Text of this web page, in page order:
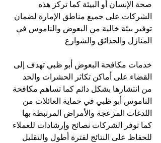
صحة الإنسان أو البيئة كما تركز هذه
الشركات على جميع مناطق الإمارة لضمان
توفير بيئة خالية من البعوض والناموس في
المنازل والحدائق والشوارع
خدمات مكافحة البعوض أبو ظبي تهدف إلى
القضاء على أماكن تكاثر الحشرات والحد
من انتشارها بشكل دائم كما تساهم مكافحة
الناموس أبو ظبي في حماية العائلات من
اللدغات المزعجة والأمراض المرتبطة بها
كما توفر الشركات نصائح وإرشادات للعملاء
للحفاظ على النتائج لفترة أطول والتقليل